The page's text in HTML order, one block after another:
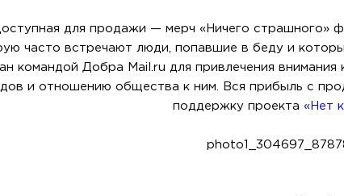
для продажи — мерч «Ничего
часто встречают люди, попавшие в беду и
командой Добра Mail.ru для привлечения
и отношению общества к ним. Вся прибыль с
поддержку проекта «Нет